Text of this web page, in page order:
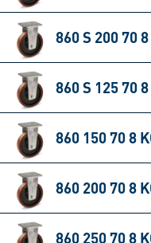
860 S 200 70 8
860 S 125 70 8
860 150 70 8
860 200 70 8
860 250 70 8